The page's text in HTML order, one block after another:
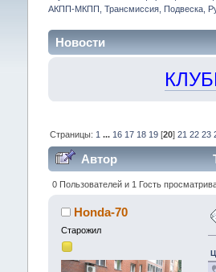
АКПП-МКПП, Трансмиссия, Подвеска,
Новости
Страницы: 1 ... 16 17 18 19[20] 21 22 23
Автор
0 Пользователей и 1 Гость
Honda-70
Старожил